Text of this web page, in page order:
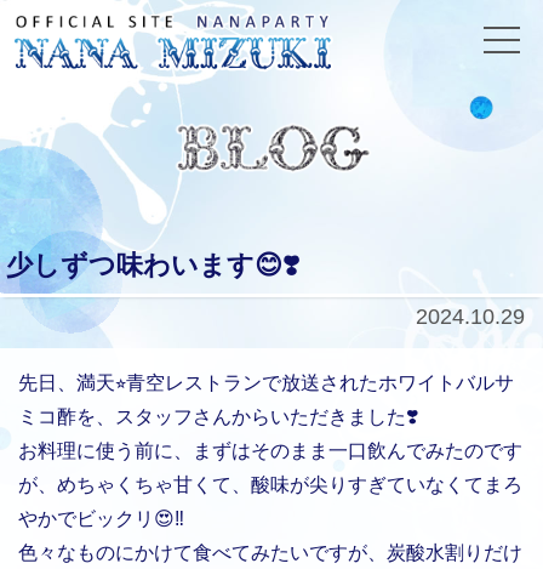
少しずつ味わいます😊❣️
2024.10.29
先日、満天⭐︎青空レストランで放送されたホワイトバルサ
ミコ酢を、スタッフさんからいただきました❣️
お料理に使う前に、まずはそのまま一口飲んでみたのです
が、めちゃくちゃ甘くて、酸味が尖りすぎていなくてまろ
やかでビックリ😍‼️
色々なものにかけて食べてみたいですが、炭酸水割りだけ